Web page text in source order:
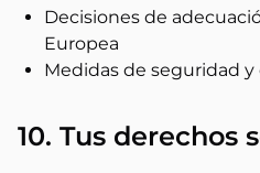
Decisiones de
Europea
Medidas de seguridad y
10. Tus derechos